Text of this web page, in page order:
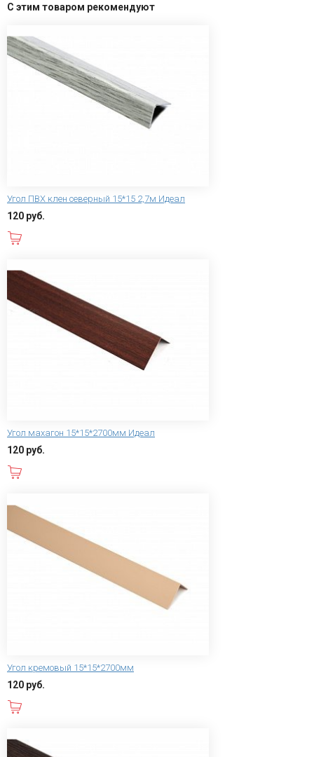
С этим товаром рекомендуют
Угол ПВХ клен северный 15*15 2,7м Идеал
120 руб.
Угол махагон 15*15*2700мм Идеал
120 руб.
Угол кремовый 15*15*2700мм
120 руб.